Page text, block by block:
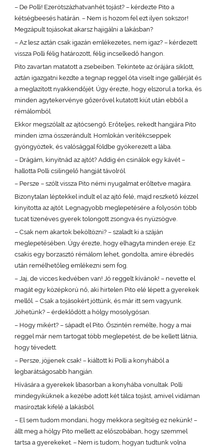
– De Polli! Ezerötszázhatvanhét tojást? – kérdezte Pito a
kétségbeesés határán. – Nem is hozom fel ezt ilyen sokszor!
Megzápult tojásokat akarsz hajigálni a lakásban?
– Az lesz aztán csak igazán emlékezetes, nem igaz? – kérdezett
vissza Polli félig határozott, félig incselkedő hangon.
Pito zavartan matatott a zsebeiben. Tekintete az órájára siklott,
aztán igazgatni kezdte a tegnap reggel óta viselt inge gallérját és
a meglazított nyakkendőjét. Úgy érezte, hogy elszorul a torka, és
minden agytekervénye gőzerővel kutatott kiút után ebből a
rémálomból.
Ekkor megszólalt az ajtócsengő. Erőteljes, rekedt hangjára Pito
minden izma összerándult. Homlokán verítékcseppek
gyöngyöztek, és valósággal földbe gyökerezett a lába.
– Drágám, kinyitnád az ajtót? Addig én csinálok egy kávét –
hallotta Polli csilingelő hangját távolról.
– Persze – szólt vissza Pito némi nyugalmat erőltetve magára.
Bizonytalan léptekkel indult el az ajtó felé, majd reszkető kézzel
kinyitotta az ajtót. Legnagyobb meglepetésére a folyosón több
tucat tizenéves gyerek tolongott zsongva és nyüzsögve.
– Csak nem akartok beköltözni? – szaladt ki a száján
meglepetésében. Úgy érezte, hogy elhagyta minden ereje. Ez
csakis egy borzasztó rémálom lehet, gondolta, amire ébredés
után remélhetőleg emlékezni sem fog.
– Jaj, de vicces kedvében van! Jó reggelt kívánok! – nevette el
magát egy középkorú nő, aki hirtelen Pito elé lépett a gyerekek
mellől. – Csak a tojásokért jöttünk, és már itt sem vagyunk.
Jöhetünk? – érdeklődött a hölgy mosolygósan.
– Hogy mikért? – sápadt el Pito. Őszintén remélte, hogy a mai
reggel már nem tartogat több meglepetést, de be kellett látnia,
hogy tévedett.
– Persze, jöjjenek csak! – kiáltott ki Polli a konyhából a
legbarátságosabb hangján.
Hívására a gyerekek libasorban a konyhába vonultak. Polli
mindegyiküknek a kezébe adott két tálca tojást, amivel vidáman
masíroztak kifelé a lakásból.
– El sem tudom mondani, hogy mekkora segítség ez nekünk! –
állt meg a hölgy Pito mellett az előszobában, hogy szemmel
tartsa a gyerekeket. – Nem is tudom, hogyan tudtunk volna